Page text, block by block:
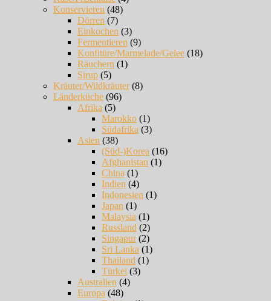
Konservieren (48)
Dörren (7)
Einkochen (3)
Fermentieren (9)
Konfitüre/Marmelade/Gelee (18)
Räuchern (1)
Sirup (5)
Kräuter/Wildkräuter(8)
Länderküche (96)
Afrika (5)
Marokko (1)
Südafrika (3)
Asien (38)
(Süd-)Korea (16)
Afghanistan (1)
China (1)
Indien (4)
Indonesien (1)
Japan (1)
Malaysia (1)
Russland (2)
Singapur(2)
Sri Lanka (1)
Thailand (1)
Türkei (3)
Australien (4)
Europa (48)